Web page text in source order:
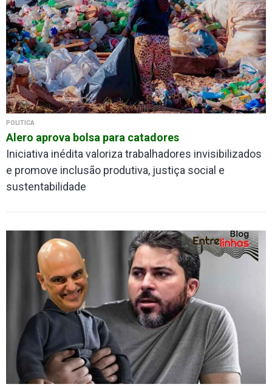
POLÍTICA
Alero aprova bolsa para catadores
Iniciativa inédita valoriza trabalhadores invisibilizados
e promove inclusão produtiva, justiça social e
sustentabilidade